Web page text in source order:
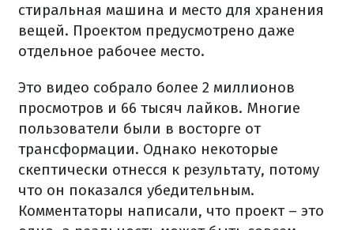
стиральная машина и место для хранения
вещей. Проектом предусмотрено даже
отдельное рабочее место.
Это видео собрало более 2 миллионов
просмотров и 66 тысяч лайков. Многие
пользователи были в восторге от
трансформации. Однако некоторые
скептически отнесся к результату, потому
что он показался убедительным.
Комментаторы написали, что проект – это